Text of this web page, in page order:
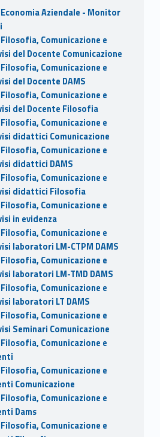
Aziendale - Monitor
Comunicazione e
del Docente Comunicazione
Comunicazione e
del Docente DAMS
Comunicazione e
del Docente Filosofia
Comunicazione e
didattici Comunicazione
Comunicazione e
didattici DAMS
Comunicazione e
didattici Filosofia
Comunicazione e
in evidenza
Comunicazione e
laboratori LM-CTPM DAMS
Comunicazione e
laboratori LM-TMD DAMS
Comunicazione e
laboratori LT DAMS
Comunicazione e
Seminari Comunicazione
Comunicazione e
Comunicazione e
Comunicazione
Comunicazione e
Dams
Comunicazione e